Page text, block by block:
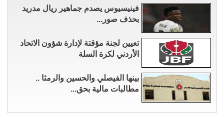
فينيسيوس يصدم جماهير ريال مدريد
بحذف صور...
تعيين لجنة مؤقتة لإدارة شؤون الاتحاد
الأردني لكرة السلة
بينها الفيصلي والحسين والرمثا ..
مطالبات مالية بحق...